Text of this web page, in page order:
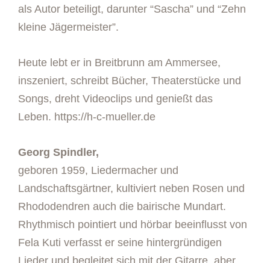
als Autor beteiligt, darunter “Sascha” und “Zehn
kleine Jägermeister”.
Heute lebt er in Breitbrunn am Ammersee,
inszeniert, schreibt Bücher, Theaterstücke und
Songs, dreht Videoclips und genießt das
Leben. https://h-c-mueller.de
Georg Spindler,
geboren 1959, Liedermacher und
Landschaftsgärtner, kultiviert neben Rosen und
Rhododendren auch die bairische Mundart.
Rhythmisch pointiert und hörbar beeinflusst von
Fela Kuti verfasst er seine hintergründigen
Lieder und begleitet sich mit der Gitarre, aber